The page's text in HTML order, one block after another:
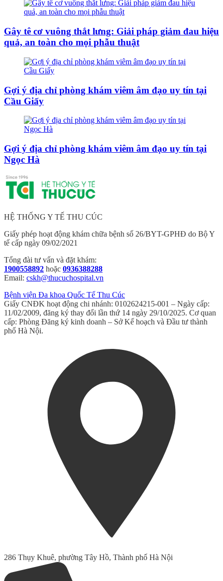
Gây tê cơ vuông thắt lưng: Giải pháp giảm đau hiệu
quả, an toàn cho mọi phẫu thuật
Gợi ý địa chỉ phòng khám viêm âm đạo uy tín tại
Cầu Giấy
Gợi ý địa chỉ phòng khám viêm âm đạo uy tín tại
Ngọc Hà
HỆ THỐNG Y TẾ THU CÚC
Giấy phép hoạt động khám chữa bệnh số 26/BYT-GPHĐ do Bộ Y
tế cấp ngày 09/02/2021
Tổng đài tư vấn và đặt khám:
1900558892 hoặc 0936388288
Email: cskh@thucuchospital.vn
Bệnh viện Đa khoa Quốc Tế Thu Cúc
Giấy CNĐK hoạt động chi nhánh: 0102624215-001 – Ngày cấp:
11/02/2009, đăng ký thay đổi lần thứ 14 ngày 29/10/2025. Cơ quan
cấp: Phòng Đăng ký kinh doanh – Sở Kế hoạch và Đầu tư thành
phố Hà Nội.
286 Thụy Khuê, phường Tây Hồ, Thành phố Hà Nội